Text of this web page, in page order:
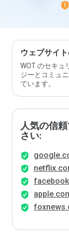
ウェブサイ
WOT のセキュ
ジーとコミュ
ています。
人気の信
さい:
価し
ます
か？